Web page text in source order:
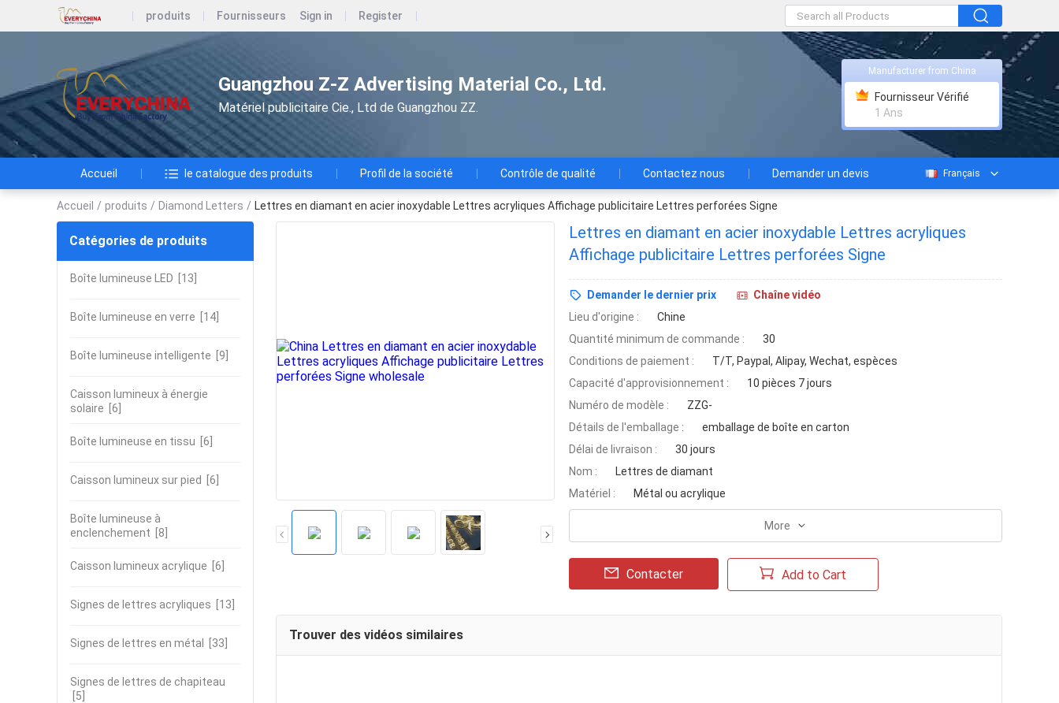
produits Fournisseurs Sign in Register
Guangzhou Z-Z Advertising Material Co., Ltd.
Matériel publicitaire Cie., Ltd de Guangzhou ZZ.
Manufacturer from China
Fournisseur Vérifié
1 Ans
Accueil le catalogue des produits Profil de la société Contrôle de qualité Contactez nous Demander un devis Français
Accueil / produits / Diamond Letters / Lettres en diamant en acier inoxydable Lettres acryliques Affichage publicitaire Lettres perforées Signe
Catégories de produits
Boîte lumineuse LED [13]
Boîte lumineuse en verre [14]
Boîte lumineuse intelligente [9]
Caisson lumineux à énergie
solaire [6]
Boîte lumineuse en tissu [6]
Caisson lumineux sur pied [6]
Boîte lumineuse à
enclenchement [8]
Caisson lumineux acrylique [6]
Signes de lettres acryliques [13]
Signes de lettres en métal [33]
Signes de lettres de chapiteau
[5]
Lettres en diamant en acier inoxydable Lettres acryliques
Affichage publicitaire Lettres perforées Signe
Demander le dernier prix
Chaîne vidéo
Lieu d'origine :
Chine
Quantité minimum de commande :
30
Conditions de paiement :
T/T, Paypal, Alipay, Wechat, espèces
Capacité d'approvisionnement :
10 pièces 7 jours
Numéro de modèle :
ZZG-
Détails de l'emballage :
emballage de boîte en carton
Délai de livraison :
30 jours
Nom :
Lettres de diamant
Matériel :
Métal ou acrylique
More
Contacter Add to Cart
Trouver des vidéos similaires